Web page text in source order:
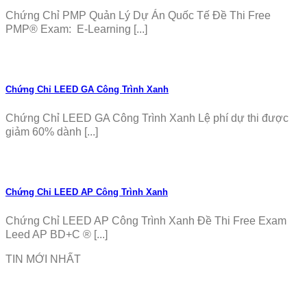
Chứng Chỉ PMP Quản Lý Dự Án Quốc Tế Đề Thi Free
PMP® Exam: E-Learning [...]
Chứng Chỉ LEED GA Công Trình Xanh
Chứng Chỉ LEED GA Công Trình Xanh Lệ phí dự thi được
giảm 60% dành [...]
Chứng Chỉ LEED AP Công Trình Xanh
Chứng Chỉ LEED AP Công Trình Xanh Đề Thi Free Exam
Leed AP BD+C ® [...]
TIN MỚI NHẤT